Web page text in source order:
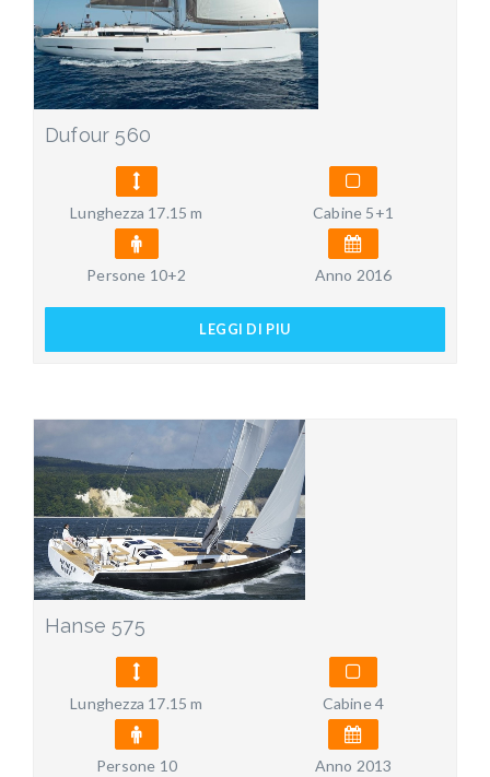
Dufour 560
Lunghezza 17.15 m Cabine 5+1
Persone 10+2 Anno 2016
LEGGI DI PIU
Hanse 575
Lunghezza 17.15 m Cabine 4
Persone 10 Anno 2013